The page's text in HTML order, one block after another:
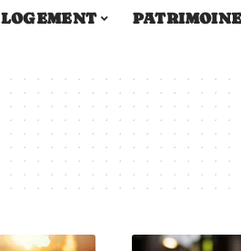
LOGEMENT PATRIMOINE